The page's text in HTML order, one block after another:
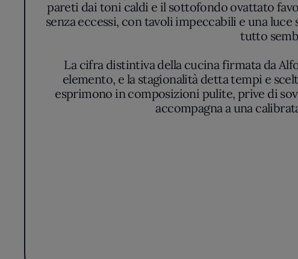
pareti dai toni caldi e il sottofondo ovattato
senza eccessi, con tavoli impeccabili e una
tutto
La cifra distintiva della cucina firmata da
elemento, e la stagionalità detta tempi e
esprimono in composizioni pulite, prive di
accompagna a una
La filosofia dello chef, improntata su rigore
non c’è mai ostentazione, bensì un’equilibrata